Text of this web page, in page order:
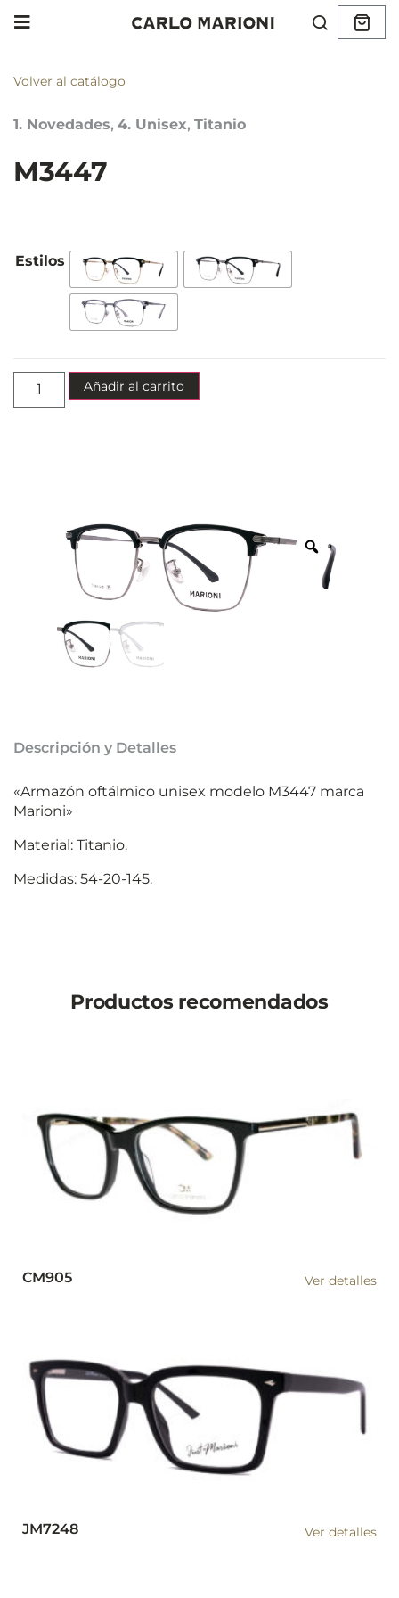
Descripción y Detalles
«Armazón oftálmico unisex modelo M3447 marca
Marioni»
Material: Titanio.
Medidas: 54-20-145.
Volver al catálogo
1. Novedades, 4. Unisex, Titanio
M3447
Añadir al carrito
Productos recomendados
CM905 Ver detalles
JM7248 Ver detalles